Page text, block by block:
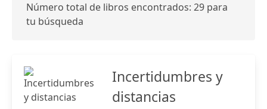
Número total de libros encontrados: 29 para
tu búsqueda
Incertidumbres y
distancias